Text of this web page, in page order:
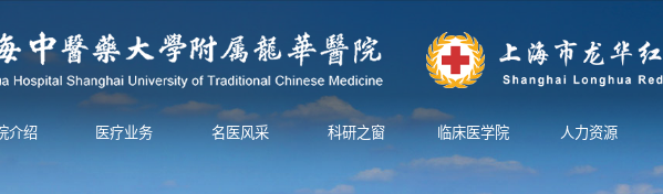
介绍 医疗业务 名医风采 科研之窗 临床医学院 人力资源